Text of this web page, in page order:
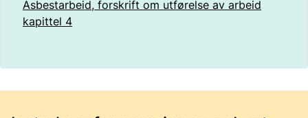
Asbestarbeid, forskrift om utførelse av arbeid
kapittel 4